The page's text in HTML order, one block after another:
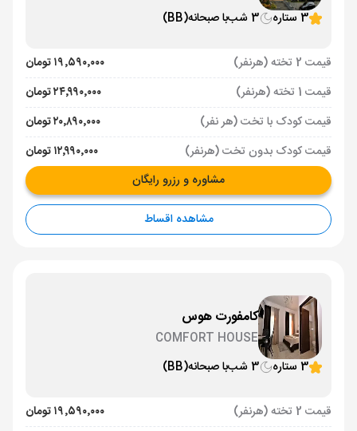
3 ستاره
3 شب با صبحانه(BB)
قیمت 2 تخته (هرنفر)
۱۹٬۵۹۰٬۰۰۰ تومان
قیمت 1 تخته (هرنفر)
۲۴٬۹۹۰٬۰۰۰ تومان
قیمت کودک با تخت (هر نفر)
۲۰٬۸۹۰٬۰۰۰ تومان
قیمت کودک بدون تخت (هرنفر)
۱۲٬۹۹۰٬۰۰۰ تومان
مشاوره و رزرو رایگان
مشاهده اقساط
کامفورت هوس
COMFORT HOUSE
3 ستاره
3 شب با صبحانه(BB)
قیمت 2 تخته (هرنفر)
۱۹٬۵۹۰٬۰۰۰ تومان